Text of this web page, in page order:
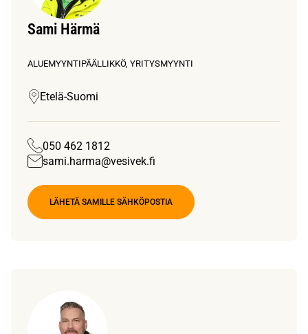
Sami Härmä
ALUEMYYNTIPÄÄLLIKKÖ, YRITYSMYYNTI
Etelä-Suomi
050 462 1812
sami.harma@vesivek.fi
LÄHETÄ SAMILLE SÄHKÖPOSTIA